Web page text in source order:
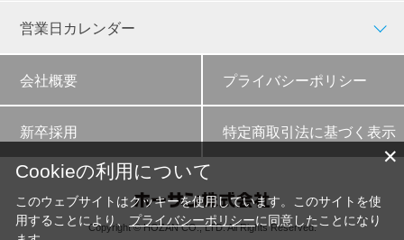
営業日カレンダー
会社概要 プライバシーポリシー
新卒採用 特定商取引法に基づく表示
Copyright © HOZAN CO., LTD. All Rights Reserved.
✕
Cookieの利用について
このウェブサイトはクッキーを使用しています。このサイトを使
用することにより、 プライバシーポリシーに同意したことになり